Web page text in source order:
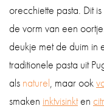
orecchiette pasta. Dit
de vorm van een
deukje met de duim in
traditionele pasta uit
als naturel, maar ook
smaken inktvisinkten